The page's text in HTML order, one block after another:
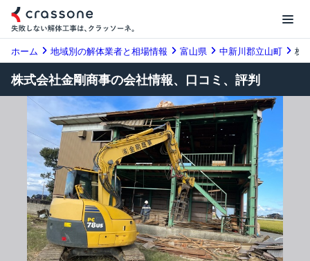
ホーム 地域別の解体業者と相場情報 富山県 中新川郡立山町 株
株式会社金剛商事の会社情報、口コミ、評判